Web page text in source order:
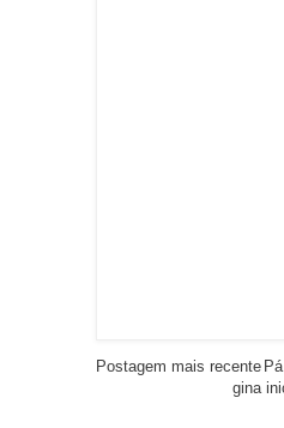
Postagem mais recente Pá
gina